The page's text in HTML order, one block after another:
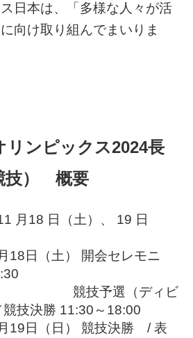
日本は、「多様な人々が活
向け取り組んでまいりま
リンピックス2024長
技） 概要
月18 日（土）、 19 日
日（土） 開会セレモニ
選（ディビ
競技決勝 11:30～18:00
日（日） 競技決勝 / 表